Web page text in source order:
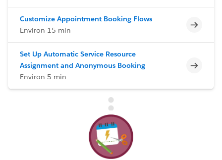
Customize Appointment Booking Flows
Environ 15 min
Set Up Automatic Service Resource
Assignment and Anonymous Booking
Environ 5 min